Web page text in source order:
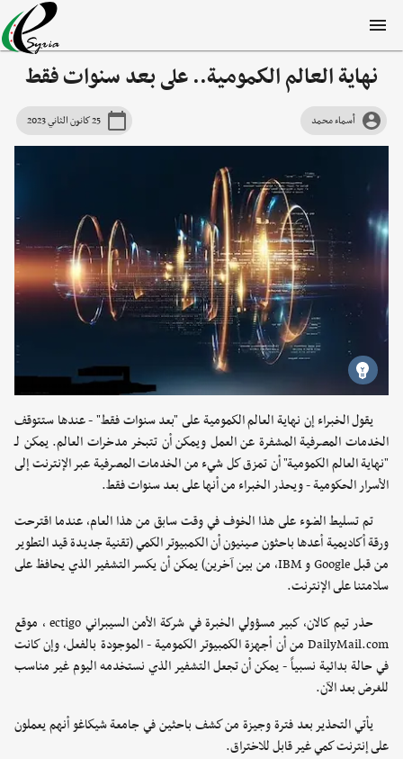
نهاية العالم الكمومية.. على بعد سنوات فقط
أسماء محمد 25 كانون الثاني 2023
يقول الخبراء إن نهاية العالم الكمومية على "بعد سنوات فقط" - عندها ستتوقف
الخدمات المصرفية المشفرة عن العمل ويمكن أن تتبخر مدخرات العالم. يمكن لـ
"نهاية العالم الكمومية" أن تمزق كل شيء من الخدمات المصرفية عبر الإنترنت إلى
الأسرار الحكومية - ويحذر الخبراء من أنها على بعد سنوات فقط.
تم تسليط الضوء على هذا الخوف في وقت سابق من هذا العام، عندما اقترحت
ورقة أكاديمية أعدها باحثون صينيون أن الكمبيوتر الكمي (تقنية جديدة قيد التطوير
من قبل Google و IBM، من بين آخرين) يمكن أن يكسر التشفير الذي يحافظ على
سلامتنا على الإنترنت.
حذر تيم كالان، كبير مسؤولي الخبرة في شركة الأمن السيبراني ectigo ، موقع
DailyMail.com من أن أجهزة الكمبيوتر الكمومية - الموجودة بالفعل، وإن كانت
في حالة بدائية نسبياً - يمكن أن تجعل التشفير الذي نستخدمه اليوم غير مناسب
للغرض بعد الآن.
يأتي التحذير بعد فترة وجيزة من كشف باحثين في جامعة شيكاغو أنهم يعملون
على إنترنت كمي غير قابل للاختراق.